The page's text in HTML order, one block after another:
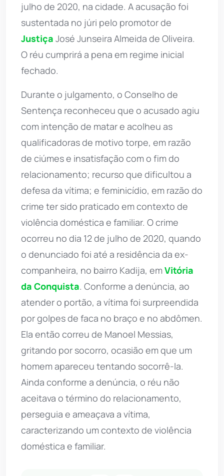
julho de 2020, na cidade. A acusação foi
sustentada no júri pelo promotor de
Justiça José Junseira Almeida de Oliveira.
O réu cumprirá a pena em regime inicial
fechado.
Durante o julgamento, o Conselho de
Sentença reconheceu que o acusado agiu
com intenção de matar e acolheu as
qualificadoras de motivo torpe, em razão
de ciúmes e insatisfação com o fim do
relacionamento; recurso que dificultou a
defesa da vítima; e feminicídio, em razão do
crime ter sido praticado em contexto de
violência doméstica e familiar. O crime
ocorreu no dia 12 de julho de 2020, quando
o denunciado foi até a residência da ex-
companheira, no bairro Kadija, emVitória
da Conquista. Conforme a denúncia, ao
atender o portão, a vítima foi surpreendida
por golpes de faca no braço e no abdômen.
Ela então correu de Manoel Messias,
gritando por socorro, ocasião em que um
homem apareceu tentando socorrê-la.
Ainda conforme a denúncia, o réu não
aceitava o término do relacionamento,
perseguia e ameaçava a vítima,
caracterizando um contexto de violência
doméstica e familiar.